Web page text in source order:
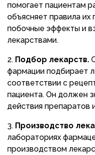
помогает пациентам
объясняет правила
побочные эффекты и
лекарствами.
Подбор лекарств.
фармации подбирает
соответствии с
пациента. Он должен
действия препаратов
Производство
лабораториях
производством